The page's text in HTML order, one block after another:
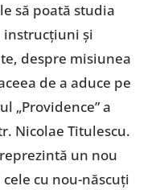
să poată studia
instrucţiuni şi
despre misiunea
de a aduce pe
„Providence” a
Nicolae Titulescu.
un nou
cu nou-născuţi